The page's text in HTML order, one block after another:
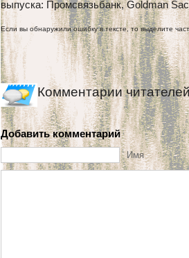
выпуска: Промсвязьбанк, Goldman
Если вы обнаружили ошибку в тексте, то выделите
Комментарии
Добавить комментарий
Имя